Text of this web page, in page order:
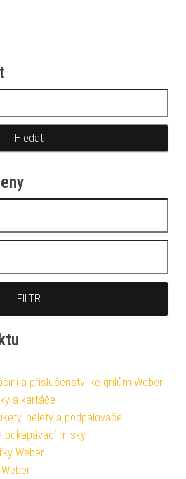
FILTR
a příslušenství ke grilům Weber
a kartáče
pelety a podpalovače
odkapávací misky
Weber